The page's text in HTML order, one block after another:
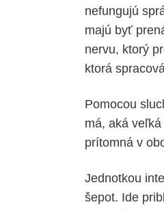
nefungujú
majú byť
nervu, ktorý
ktorá
Pomocou
má, aká
prítomná v
Jednotkou
šepot. Ide